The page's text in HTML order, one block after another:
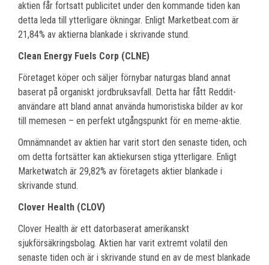
aktien får fortsatt publicitet under den kommande tiden kan
detta leda till ytterligare ökningar. Enligt Marketbeat.com är
21,84% av aktierna blankade i skrivande stund.
Clean Energy Fuels Corp (CLNE)
Företaget köper och säljer förnybar naturgas bland annat
baserat på organiskt jordbruksavfall. Detta har fått Reddit-
användare att bland annat använda humoristiska bilder av kor
till memesen – en perfekt utgångspunkt för en meme-aktie.
Omnämnandet av aktien har varit stort den senaste tiden, och
om detta fortsätter kan aktiekursen stiga ytterligare. Enligt
Marketwatch är 29,82% av företagets aktier blankade i
skrivande stund.
Clover Health (CLOV)
Clover Health är ett datorbaserat amerikanskt
sjukförsäkringsbolag. Aktien har varit extremt volatil den
senaste tiden och är i skrivande stund en av de mest blankade